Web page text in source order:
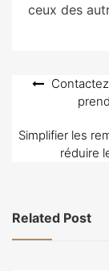
ceux des
Navigation
l’article
Simplifier les
réduire
Related Post